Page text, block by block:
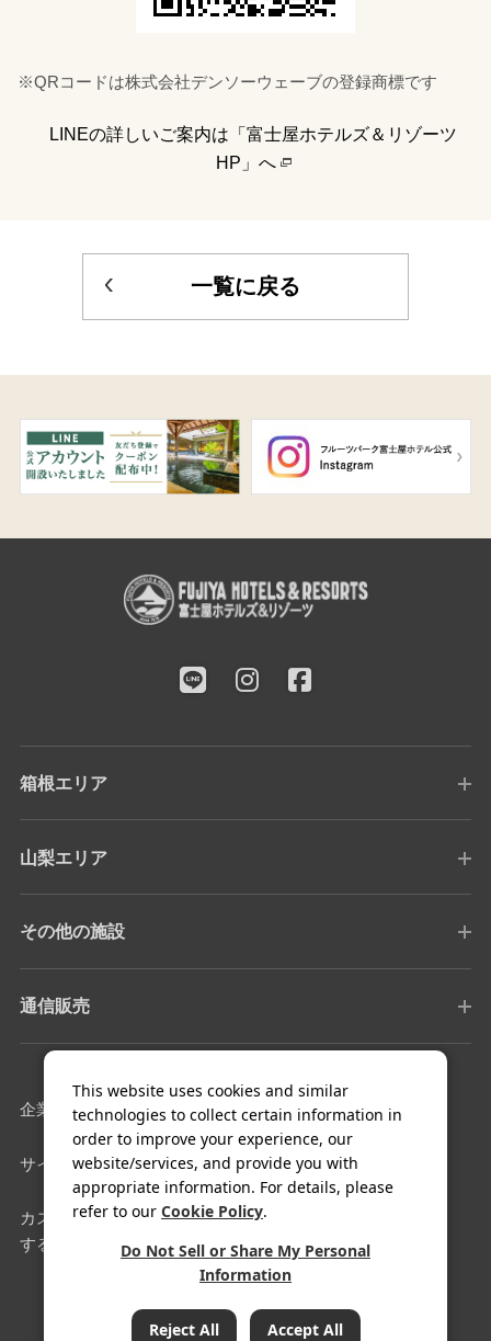
※QRコードは株式会社デンソーウェーブの登録商標です
LINEの詳しいご案内は「富士屋ホテルズ＆リゾーツ
HP」へ
一覧に戻る
箱根エリア
山梨エリア
その他の施設
通信販売
企業情報 採用情報
サイトマップ 利用規約
カスタマーハラスメントに対
する基本方針
クッキー設定
COPYRIGHT© FUJIYA HOTEL Co.,Ltd. All Rights Reserved.
This website uses cookies and similar
technologies to collect certain information in
order to improve your experience, our
website/services, and provide you with
appropriate information. For details, please
refer to our Cookie Policy.
Do Not Sell or Share My Personal
Information
Reject All Accept All